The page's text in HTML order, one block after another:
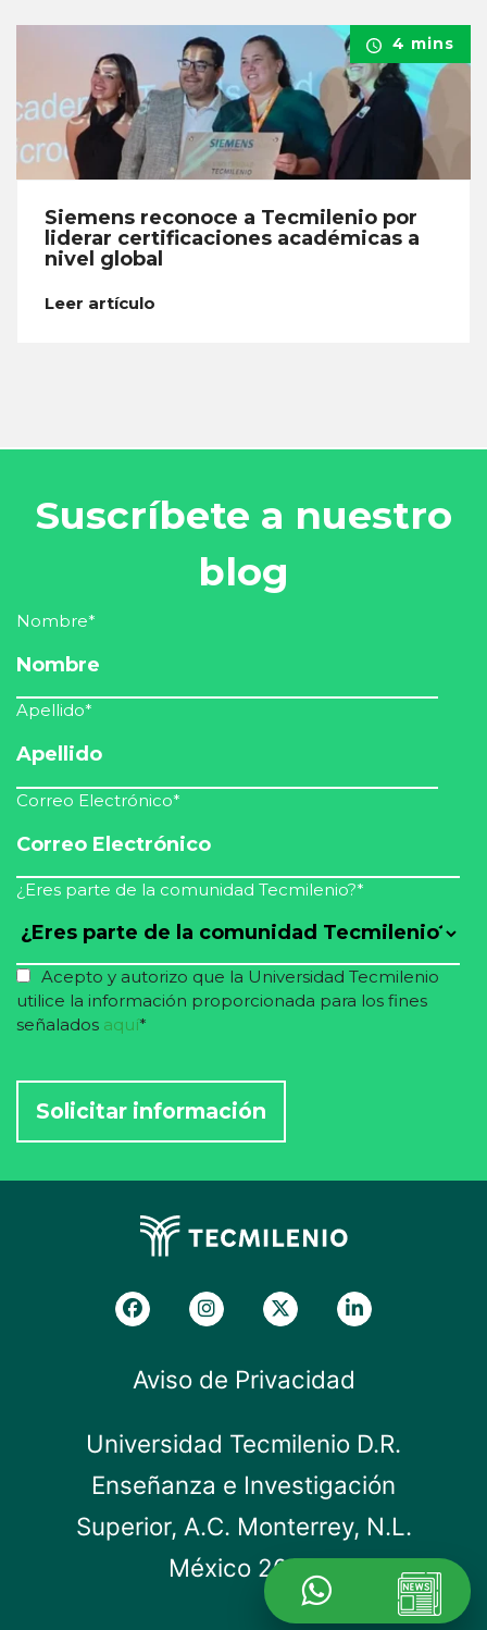
4 mins
Siemens reconoce a Tecmilenio por
liderar certificaciones académicas a
nivel global
Leer artículo
Suscríbete a nuestro
blog
Nombre*
Apellido*
Correo Electrónico*
¿Eres parte de la comunidad Tecmilenio?*
Acepto y autorizo que la Universidad Tecmilenio
utilice la información proporcionada para los fines
señalados aquí*
Aviso de Privacidad
Universidad Tecmilenio D.R.
Enseñanza e Investigación
Superior, A.C. Monterrey, N.L.
México 2019.